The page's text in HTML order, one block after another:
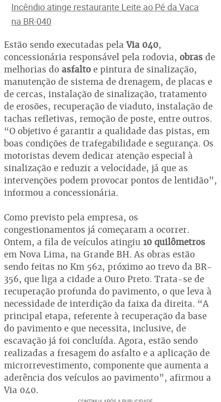
Incêndio atinge restaurante Leite ao Pé da Vaca
na BR-040
Estão sendo executadas pelaVia 040,
concessionária responsável pela rodovia, obras de
melhorias do asfalto e pintura de sinalização,
manutenção de sistema de drenagem, de placas e
de cercas, instalação de sinalização, tratamento
de erosões, recuperação de viaduto, instalação de
tachas refletivas, remoção de poste, entre outros.
“O objetivo é garantir a qualidade das pistas, em
boas condições de trafegabilidade e segurança. Os
motoristas devem dedicar atenção especial à
sinalização e reduzir a velocidade, já que as
intervenções podem provocar pontos de lentidão”,
informou a concessionária.
Como previsto pela empresa, os
congestionamentos já começaram a ocorrer.
Ontem, a fila de veículos atingiu 10 quilômetros
em Nova Lima, na Grande BH. As obras estão
sendo feitas no Km 562, próximo ao trevo da BR-
356, que liga a cidade a Ouro Preto. Trata-se de
recuperação profunda do pavimento, o que leva à
necessidade de interdição da faixa da direita. “A
principal etapa, referente à recuperação da base
do pavimento e que necessita, inclusive, de
escavação já foi concluída. Agora, estão sendo
realizadas a fresagem do asfalto e a aplicação de
microrrevestimento, componente que aumenta a
aderência dos veículos ao pavimento”, afirmou a
Via 040.